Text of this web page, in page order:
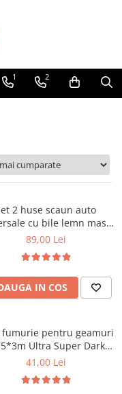
1 2
2 huse scaun auto
cu bile lemn masaj
128x40 cm
89,00 Lei
IN COS
fumurie pentru geamuri
Ultra Super Dark
Black 1%
41,00 Lei